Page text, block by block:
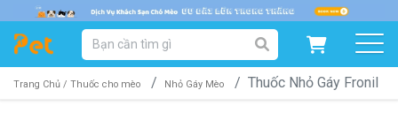
DANH MỤC SẢN PHẨM
SẢN PHẨM DÀNH CHO MÈO SẢN PHẨM DÀNH CHO CHÓ
Trang Chủ / Thuốc cho mèo Nhỏ Gáy Mèo Thuốc Nhỏ Gáy Fronil